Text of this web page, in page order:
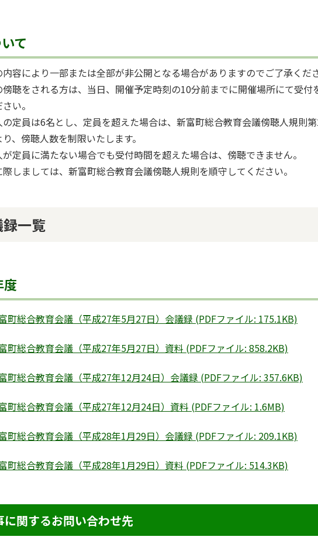
て
容により一部または全部が非公開となる場合がありますのでご了承くだ
傍聴をされる方は、当日、開催予定時刻の10分前までに開催場所にて受付
い。
の定員は6名とし、定員を超えた場合は、新富町総合教育会議傍聴人規則
、傍聴人数を制限いたします。
定員に満たない場合でも受付時間を超えた場合は、傍聴できません。
しましては、新富町総合教育会議傍聴人規則を順守してください。
一覧
町総合教育会議（平成27年5月27日）会議録 (PDFファイル: 175.1KB)
町総合教育会議（平成27年5月27日）資料 (PDFファイル: 858.2KB)
町総合教育会議（平成27年12月24日）会議録 (PDFファイル: 357.6KB)
町総合教育会議（平成27年12月24日）資料 (PDFファイル: 1.6MB)
町総合教育会議（平成28年1月29日）会議録 (PDFファイル: 209.1KB)
町総合教育会議（平成28年1月29日）資料 (PDFファイル: 514.3KB)
に関するお問い合わせ先